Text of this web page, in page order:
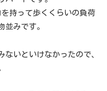
持って歩くくらいの負荷
並みです。
いといけなかったので、